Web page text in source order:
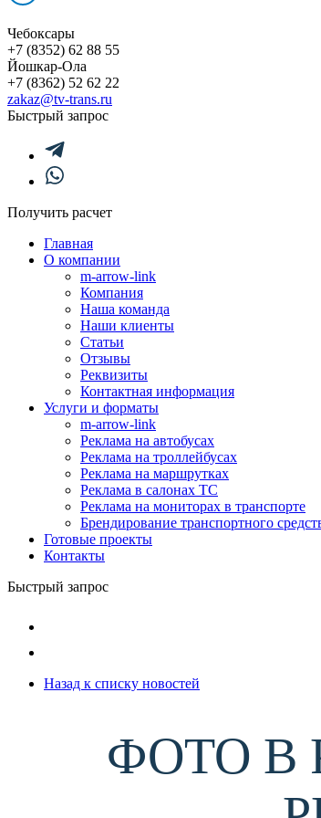
Чебоксары
+7 (8352) 62 88 55
Йошкар-Ола
+7 (8362) 52 62 22
zakaz@tv-trans.ru
Быстрый запрос
Получить расчет
Главная
О компании
m-arrow-link
Компания
Наша команда
Наши клиенты
Статьи
Отзывы
Реквизиты
Контактная информация
Услуги и форматы
m-arrow-link
Реклама на автобусах
Реклама на троллейбусах
Реклама на маршрутках
Реклама в салонах ТС
Реклама на мониторах в транспорте
Брендирование транспортного
Готовые проекты
Контакты
Быстрый запрос
Назад к списку новостей
ФОТО В